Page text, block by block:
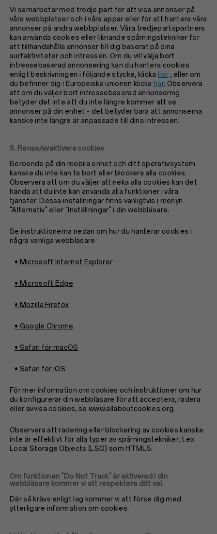
Vi samarbetar med tredje part för att visa annonser på
våra webbplatser och i våra appar eller för att hantera våra
annonser på andra webbplatser. Våra tredjepartspartners
kan använda cookies eller liknande spårningstekniker för
att tillhandahålla annonser till dig baserat på dina
surfaktiviteter och intressen. Om du vill välja bort
intressebaserad annonsering kan du hantera cookies
enligt beskrivningen i följande stycke, klicka här , eller om
du befinner dig i Europeiska unionen klicka här. Observera
att om du väljer bort intressebaserad annonsering
betyder det inte att du inte längre kommer att se
annonser på din enhet - det betyder bara att annonserna
kanske inte längre är anpassade till dina intressen.
5. Rensa/avaktivera cookies
Beroende på din mobila enhet och ditt operativsystem
kanske du inte kan ta bort eller blockera alla cookies.
Observera att om du väljer att neka alla cookies kan det
hända att du inte kan använda alla funktioner i våra
tjänster. Dessa inställningar finns vanligtvis i menyn
"Alternativ" eller "Inställningar" i din webbläsare.
Se instruktionerna nedan om hur du hanterar cookies i
några vanliga webbläsare:
• Microsoft Internet Explorer
• Microsoft Edge
• Mozilla Firefox
• Google Chrome
• Safari för macOS
• Safari för iOS
För mer information om cookies och instruktioner om hur
du konfigurerar din webbläsare för att acceptera, radera
eller avvisa cookies, se www.allaboutcookies.org.
Observera att radering eller blockering av cookies kanske
inte är effektivt för alla typer av spårningstekniker, t.ex.
Local Storage Objects (LSO) som HTML5.
Om funktionen "Do Not Track" är aktiverad i din
webbläsare kommer vi att respektera ditt val.
Där så krävs enligt lag kommer vi att förse dig med
ytterligare information om cookies.